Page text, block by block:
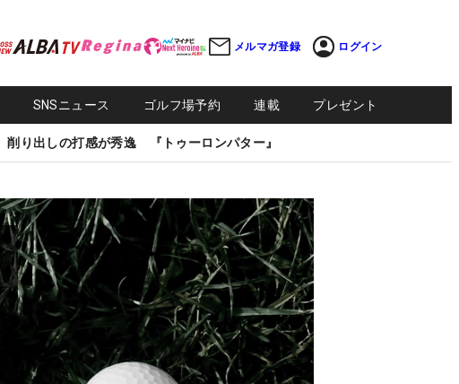
メルマガ登録 ログイン
SNSニュース ゴルフ場予約 連載 プレゼント
削り出しの打感が秀逸 『トゥーロンパター』